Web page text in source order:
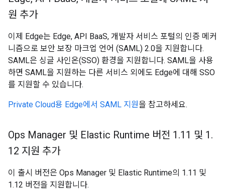
원 추가
이제 Edge는 Edge, API BaaS, 개발자 서비스 포털의 인증 메커
니즘으로 보안 보장 마크업 언어 (SAML) 2.0을 지원합니다.
SAML은 싱글 사인온(SSO) 환경을 지원합니다. SAML을 사용
하면 SAML을 지원하는 다른 서비스 외에도 Edge에 대해 SSO
를 지원할 수 있습니다.
Private Cloud용 Edge에서 SAML 지원을 참고하세요.
Ops Manager 및 Elastic Runtime 버전 1 .11 및 1 .
12 지원 추가
이 출시 버전은 Ops Manager 및 Elastic Runtime의 1.11 및
1.12 버전을 지원합니다.